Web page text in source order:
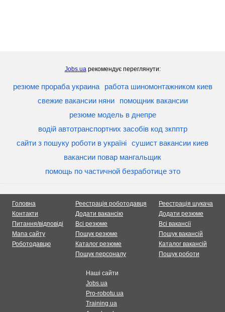
Jobs.uaрекомендує переглянути:
резюме прораба украина
работа шиномонтажником киев
свежие вакансии няни
помощник вакансии
резюме модель в днепре
водій автотранспортних засобів код зкпптр
сайти з пошуку роботи в україні сушист вакансии киев
вакансии повар мангальщик
помощь по частичной безработице это
Головна
Контакти
Питання/відповіді
Мапа сайту
Роботодавцю
Реестрація роботодавця
Додати вакансію
Всі резюме
Пошук резюме
Каталог резюме
Пошук персоналу
Реестрація шукача
Додати резюме
Всі вакансії
Пошук вакансій
Каталог вакансій
Пошук роботи
Наші сайти
Jobs.ua
Pro-robotu.ua
Training.ua